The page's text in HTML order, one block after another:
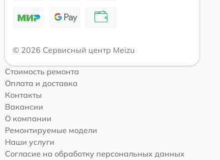
© 2026 Сервисный центр Meizu
Стоимость ремонта
Оплата и доставка
Контакты
Вакансии
О компании
Ремонтируемые модели
Наши услуги
Согласие на обработку персональных данных